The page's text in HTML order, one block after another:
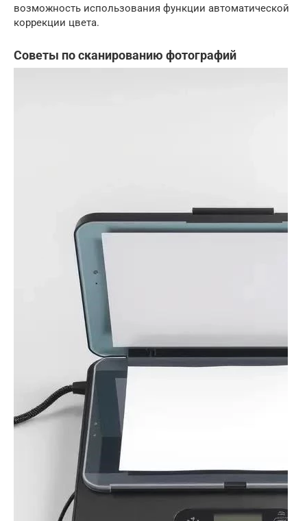
возможность использования функции автоматической
коррекции цвета.
Советы по сканированию фотографий